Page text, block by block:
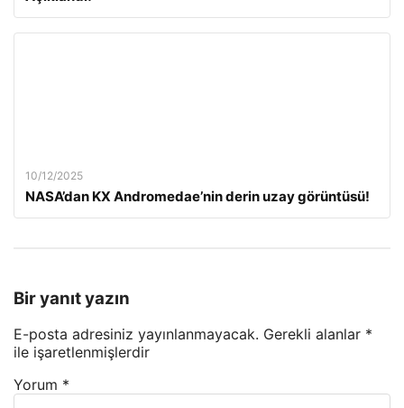
10/12/2025
NASA’dan KX Andromedae’nin derin uzay görüntüsü!
Bir yanıt yazın
E-posta adresiniz yayınlanmayacak. Gerekli alanlar *
ile işaretlenmişlerdir
Yorum *